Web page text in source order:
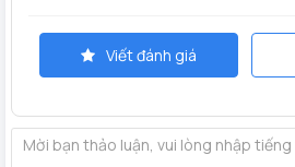
Viết đánh giá